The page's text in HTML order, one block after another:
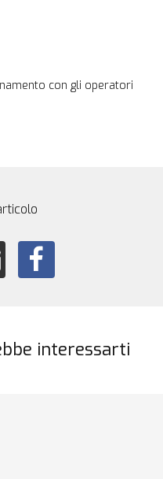
con gli operatori
interessarti